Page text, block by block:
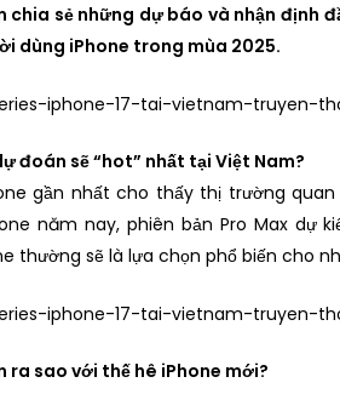
chia sẻ những dự báo và nhận định
dùng iPhone trong mùa 2025.
đoán sẽ “hot” nhất tại Việt Nam?
gần nhất cho thấy thị trường
năm nay, phiên bản Pro Max dự
thường sẽ là lựa chọn phổ biến cho
sao với thế hê iPhone mới?